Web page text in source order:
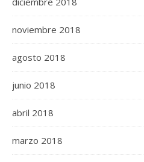
noviembre 2018
agosto 2018
junio 2018
abril 2018
marzo 2018